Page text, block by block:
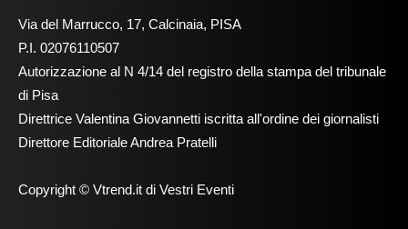
Via del Marrucco, 17, Calcinaia, PISA
P.I. 02076110507
Autorizzazione al N 4/14 del registro della stampa del tribunale
di Pisa
Direttrice Valentina Giovannetti iscritta all'ordine dei giornalisti
Direttore Editoriale Andrea Pratelli
Copyright © Vtrend.it di Vestri Eventi